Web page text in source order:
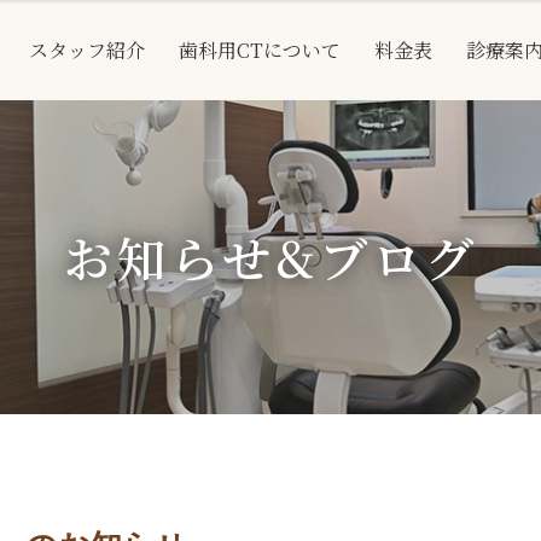
スタッフ紹介 歯科用CTについて 料金表 診療案
お知らせ&ブログ